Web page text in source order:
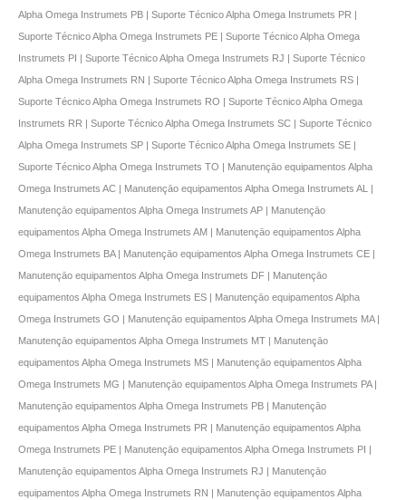
Alpha Omega Instrumets PB | Suporte Técnico Alpha Omega Instrumets PR |
Suporte Técnico Alpha Omega Instrumets PE | Suporte Técnico Alpha Omega
Instrumets PI | Suporte Técnico Alpha Omega Instrumets RJ | Suporte Técnico
Alpha Omega Instrumets RN | Suporte Técnico Alpha Omega Instrumets RS |
Suporte Técnico Alpha Omega Instrumets RO | Suporte Técnico Alpha Omega
Instrumets RR | Suporte Técnico Alpha Omega Instrumets SC | Suporte Técnico
Alpha Omega Instrumets SP | Suporte Técnico Alpha Omega Instrumets SE |
Suporte Técnico Alpha Omega Instrumets TO | Manutençāo equipamentos Alpha
Omega Instrumets AC | Manutençāo equipamentos Alpha Omega Instrumets AL |
Manutençāo equipamentos Alpha Omega Instrumets AP | Manutençāo
equipamentos Alpha Omega Instrumets AM | Manutençāo equipamentos Alpha
Omega Instrumets BA | Manutençāo equipamentos Alpha Omega Instrumets CE |
Manutençāo equipamentos Alpha Omega Instrumets DF | Manutençāo
equipamentos Alpha Omega Instrumets ES | Manutençāo equipamentos Alpha
Omega Instrumets GO | Manutençāo equipamentos Alpha Omega Instrumets MA |
Manutençāo equipamentos Alpha Omega Instrumets MT | Manutençāo
equipamentos Alpha Omega Instrumets MS | Manutençāo equipamentos Alpha
Omega Instrumets MG | Manutençāo equipamentos Alpha Omega Instrumets PA |
Manutençāo equipamentos Alpha Omega Instrumets PB | Manutençāo
equipamentos Alpha Omega Instrumets PR | Manutençāo equipamentos Alpha
Omega Instrumets PE | Manutençāo equipamentos Alpha Omega Instrumets PI |
Manutençāo equipamentos Alpha Omega Instrumets RJ | Manutençāo
equipamentos Alpha Omega Instrumets RN | Manutençāo equipamentos Alpha